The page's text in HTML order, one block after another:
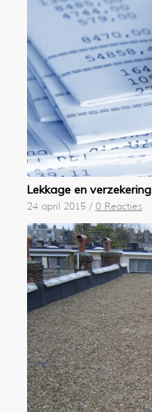
Lekkage en verzekering
24 april 2015 / 0 Reacties